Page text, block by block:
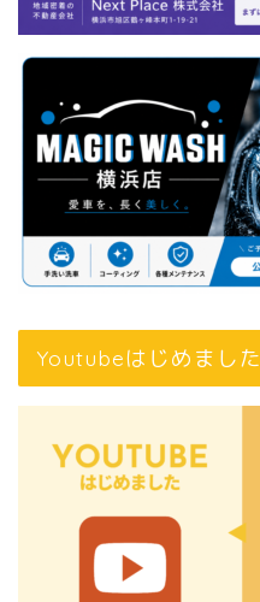
Youtubeはじめました